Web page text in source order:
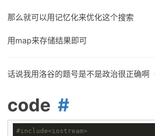
那么就可以用记忆化来优化这个搜索
用map来存储结果即可
话说我用洛谷的题号是不是政治很正确啊（
code
#include<iostream>